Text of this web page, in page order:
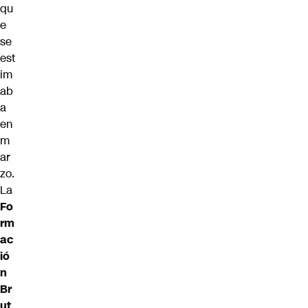
qu
e
se
est
im
ab
a
en
m
ar
zo.
La
Fo
rm
ac
ió
n
Br